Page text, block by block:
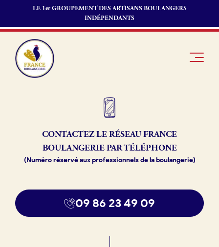
LE 1er GROUPEMENT DES ARTISANS BOULANGERS
INDÉPENDANTS
Je suis
boulanger
Je découvre
adhérer à
France
Offres
d’emploi
Fonds de
Actualités
Je suis
fournisseur
CONTACTEZ LE RÉSEAUFRANCE
BOULANGERIE PAR TÉLÉPHONE
(Numéro réservé aux professionnels de la boulangerie)
09 86 23 49 09